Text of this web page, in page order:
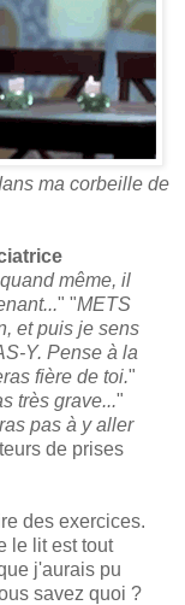
ma corbeille de
même, il
" "METS
et puis je sens
Y. Pense à la
fière de toi."
très grave..."
pas à y aller
de prises
des exercices.
le lit est tout
j'aurais pu
savez quoi ?